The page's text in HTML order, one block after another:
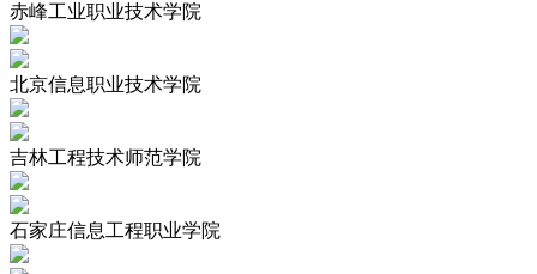
赤峰工业职业技术学院
北京信息职业技术学院
吉林工程技术师范学院
石家庄信息工程职业学院